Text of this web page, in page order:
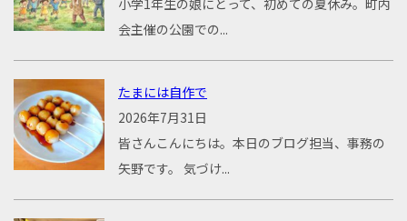
小学1年生の娘にとって、初めての夏休み。町内
会主催の公園での...
たまには自作で
2026年7月31日
皆さんこんにちは。本日のブログ担当、事務の
矢野です。 気づけ...